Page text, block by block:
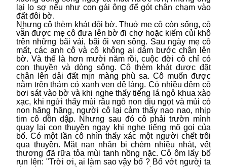
lại lo sợ nếu như con gái ông để gót chân chạm vào
đất đôi bờ.
Nhưng cô thèm khát đôi bờ. Thuở mẹ cô còn sống, cô
vẫn được mẹ cô đưa lên bờ đi chợ hoặc kiếm củi khô
trên những bãi vải, bãi ổi ven sông. Sau ngày mẹ cô
mất, các anh cô và cô không ai dám bước chân lên
bờ. Và thế là hơn mười năm rồi, cuộc đời cô chỉ có
con thuyền và dòng sông. Cô thèm khát được đặt
chân lên dải đất mịn màng phù sa. Cô muốn được
nằm trên thảm cỏ xanh ven đê làng. Có nhiều đêm cô
bơi sát vào bờ và khi nghe thấy tiếng lá ngô khua xào
xạc, khi ngửi thấy mùi râu ngô non dịu ngọt và mùi cỏ
non hăng hăng, người cô lại cảm thấy nao nao, nhịp
tim cô dồn dập. Nhưng sau đó cô phải trườn mình
quay lại con thuyền ngay khi nghe tiếng mõ gọi của
bố. Có một lần cô nhìn thấy xác một người chết trôi
qua thuyền. Mặt nạn nhân bị chém nhiều nhát, vết
thương đã rữa tỏa mùi tanh nồng nặc. Cô ôm lấy bố
run lên: "Trời ơi, ai làm sao vậy bố ? Bố vớt người ta